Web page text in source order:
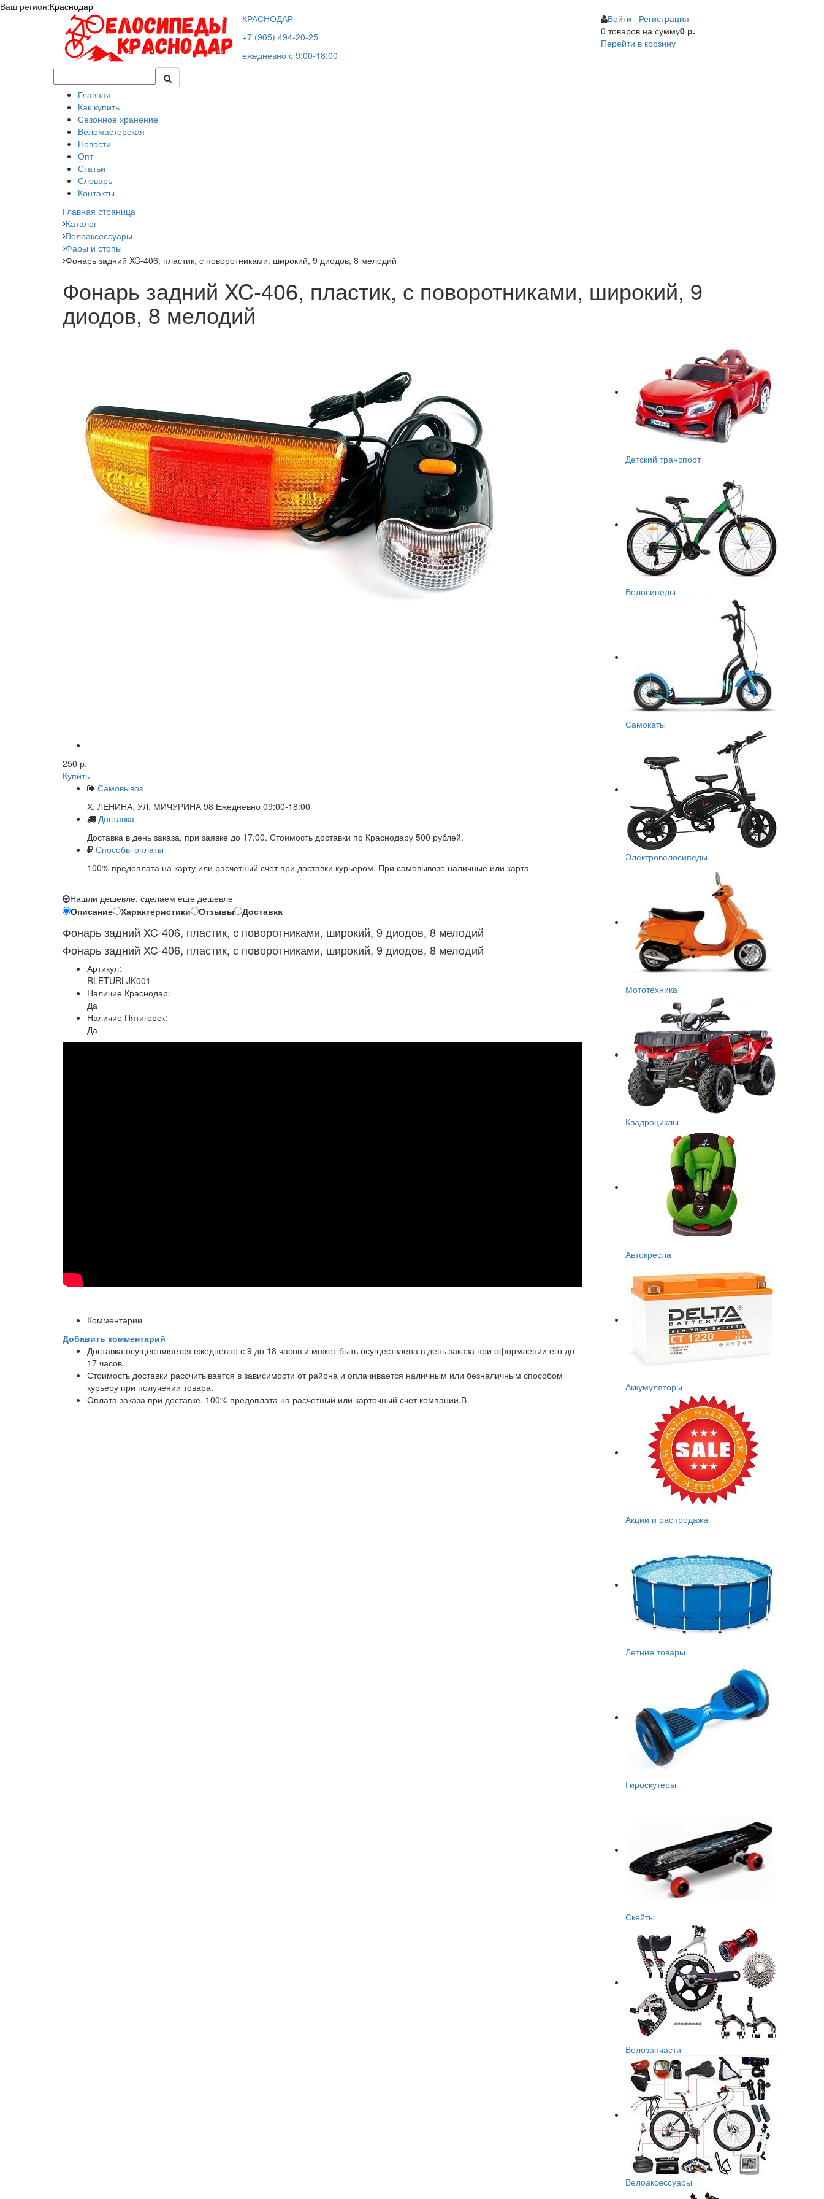
Ваш регион:Краснодар
КРАСНОДАР
+7 (905) 494-20-25
ежедневно с 9:00-18:00
Войти
Регистрация
0 товаровна сумму0 р.
Перейти в корзину
Главная
Как купить
Сезонное хранение
Веломастерская
Новости
Опт
Статьи
Словарь
Контакты
Главная страница
Каталог
Велоаксессуары
Фары и стопы
Фонарь задний XC-406, пластик, с поворотниками, широкий, 9 диодов, 8 мелодий
Фонарь задний XC-406, пластик, с поворотниками, широкий, 9
диодов, 8 мелодий
250 р.
Купить
Самовывоз
Х. ЛЕНИНА, УЛ. МИЧУРИНА 98 Ежедневно 09:00-18:00
Доставка
Доставка в день заказа, при заявке до 17:00. Стоимость доставки по Краснодару 500 рублей.
Способы оплаты
100% предоплата на карту или расчетный счет при доставки курьером. При самовывозе наличные или карта
Нашли дешевле, сделаем еще дешевле
Описание
Характеристики Отзывы Доставка
Фонарь задний XC-406, пластик, с поворотниками, широкий, 9 диодов, 8 мелодий
Фонарь задний XC-406, пластик, с поворотниками, широкий, 9 диодов, 8 мелодий
Артикул:
RLETURLJK001
Наличие Краснодар:
Да
Наличие Пятигорск:
Да
Комментарии
Добавить комментарий
Доставка осуществляется ежедневно с 9 до 18 часов и может быть осуществлена в день заказа при оформлении его до
17 часов.
Стоимость доставки рассчитывается в зависимости от района и оплачивается наличным или безналичным способом
курьеру при получении товара.
Оплата заказа при доставке, 100% предоплата на расчетный или карточный счет компании.В
Детский транспорт
Велосипеды
Самокаты
Электровелосипеды
Мототехника
Квадроциклы
Автокресла
Аккумуляторы
Акции и распродажа
Летние товары
Гироскутеры
Скейты
Велозапчасти
Велоаксессуары